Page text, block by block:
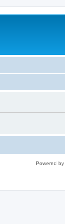
Powered by